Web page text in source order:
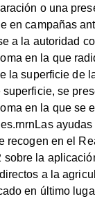
o una
en campañas
a la autoridad
en la que
la superficie de
se
en la que se
recogen en el
sobre la
a la
en último